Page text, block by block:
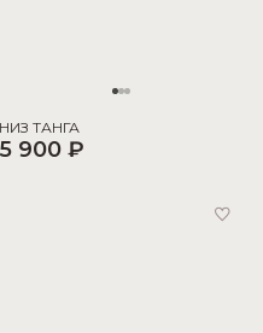
НИЗ ТАНГА
5 900 ₽